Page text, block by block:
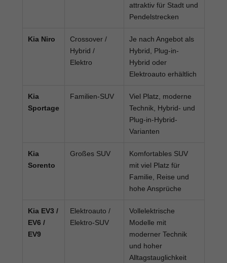
attraktiv für Stadt und
Pendelstrecken
Kia Niro
Crossover /
Hybrid /
Elektro
Je nach Angebot als
Hybrid, Plug-in-
Hybrid oder
Elektroauto erhältlich
Kia
Sportage
Familien-SUV
Viel Platz, moderne
Technik, Hybrid- und
Plug-in-Hybrid-
Varianten
Kia
Sorento
Großes SUV
Komfortables SUV
mit viel Platz für
Familie, Reise und
hohe Ansprüche
Kia EV3 /
EV6 /
EV9
Elektroauto /
Elektro-SUV
Vollelektrische
Modelle mit
moderner Technik
und hoher
Alltagstauglichkeit